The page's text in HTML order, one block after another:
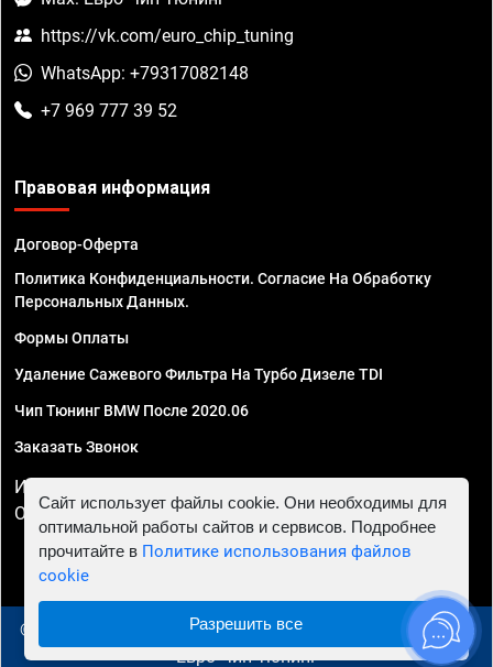
https://vk.com/euro_chip_tuning
WhatsApp: +79317082148
+7 969 777 39 52
Правовая информация
Договор-Оферта
Политика Конфиденциальности. Согласие На Обработку
Персональных Данных.
Формы Оплаты
Удаление Сажевого Фильтра На Турбо Дизеле TDI
Чип Тюнинг BMW После 2020.06
Заказать Звонок
ИП Смирнов Георгий Павлович. ИНН 781302555843,
ОГРНИП 324470400032610
© 2010 - 2026 Чип тюнинг в Симферополе - Автосервис
"Евро Чип Тюнинг"
Сайт использует файлы cookie. Они необходимы для
оптимальной работы сайтов и сервисов. Подробнее
прочитайте в Политике использования файлов
cookie
Разрешить все